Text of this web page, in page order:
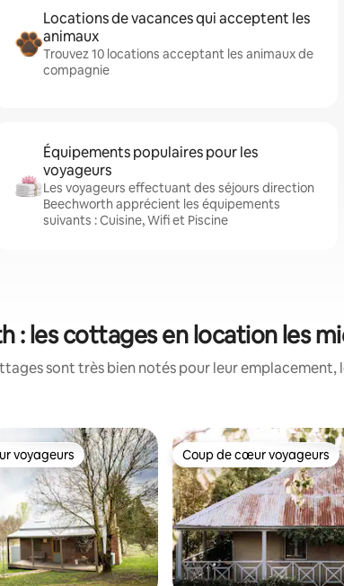
Locations de vacances qui acceptent les
animaux
Trouvez 10 locations acceptant les animaux de
compagnie
Équipements populaires pour les
voyageurs
Les voyageurs effectuant des séjours direction
Beechworth apprécient les équipements
suivants : Cuisine, Wifi et Piscine
: les cottages en location les
sont très bien notés pour leur
voyageurs les plus appréciés
voyageurs Coup de cœur voyageurs
Coup de cœur voyageurs